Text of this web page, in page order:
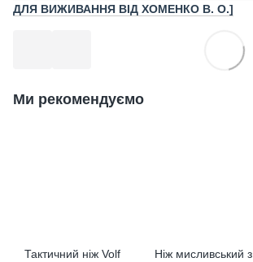
ДЛЯ ВИЖИВАННЯ ВІД ХОМЕНКО В. О.]
Ми рекомендуємо
Тактичний ніж Volf
Ніж мисливський з